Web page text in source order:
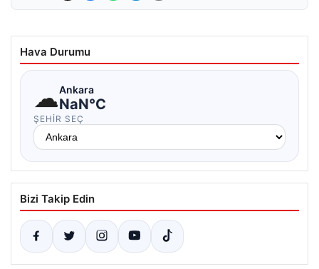
Hava Durumu
☁Ankara
NaN°C
ŞEHIR SEÇ
Bizi Takip Edin